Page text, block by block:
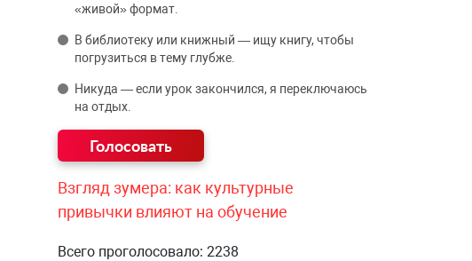
«живой» формат.
В библиотеку или книжный — ищу книгу, чтобы
погрузиться в тему глубже.
Никуда — если урок закончился, я переключаюсь
на отдых.
Взгляд зумера: как культурные
привычки влияют на обучение
Всего проголосовало: 2238